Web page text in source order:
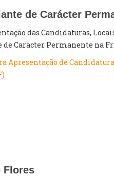
de Carácter
das Candidaturas,
Caracter Permanente na
Apresentação de
Flores